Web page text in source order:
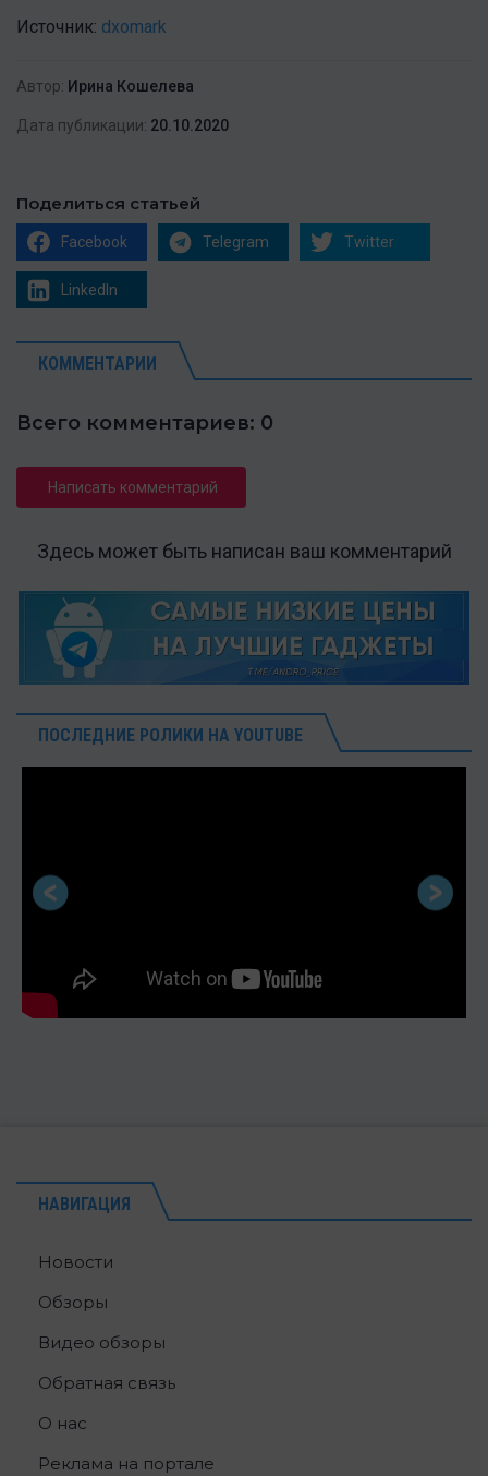
Источник: dxomark
Автор: Ирина Кошелева
Дата публикации: 20.10.2020
Поделиться статьей
Facebook Telegram Twitter
LinkedIn
КОММЕНТАРИИ
Всего комментариев: 0
Написать комментарий
Здесь может быть написан ваш комментарий
ПОСЛЕДНИЕ РОЛИКИ НА YOUTUBE
НАВИГАЦИЯ
Новости
Обзоры
Видео обзоры
Обратная связь
О нас
Реклама на портале